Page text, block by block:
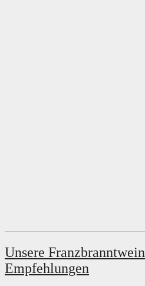
Unsere Franzbranntwein
Empfehlungen